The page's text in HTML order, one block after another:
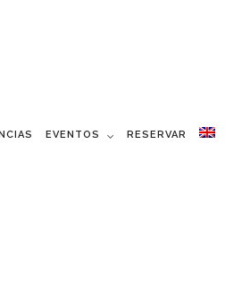
EVENTOS RESERVAR